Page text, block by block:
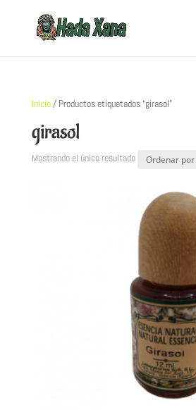
Inicio/ Productos etiquetados “girasol”
girasol
Mostrando el único resultado